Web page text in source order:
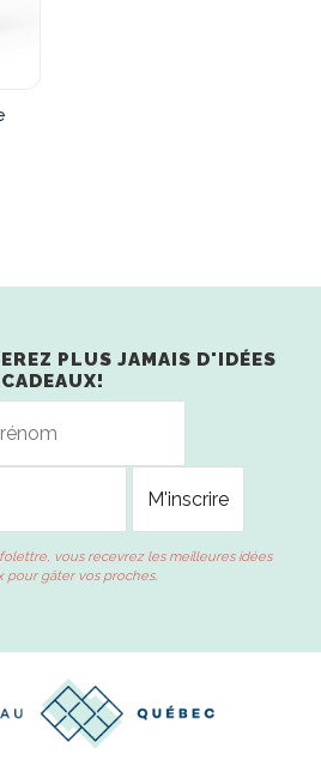
PLUS JAMAIS D'IDÉES
CADEAUX!
vous recevrez les meilleures idées
pour gâter vos proches.